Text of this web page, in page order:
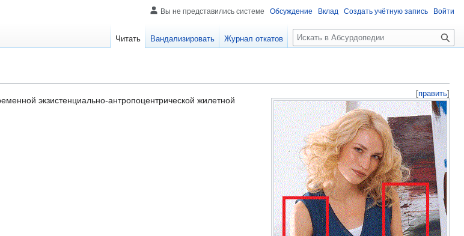
[править]
экзистенциально-антропоцентрической жилетной
Вы не представились системе Обсуждение Вклад Создать учётную запись Войти
Читать Вандализировать Журнал откатов
П
о
к